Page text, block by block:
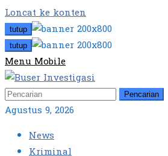
Loncat ke konten
tutup
tutup
Menu Mobile
Pencarian
Agustus 9, 2026
News
Kriminal